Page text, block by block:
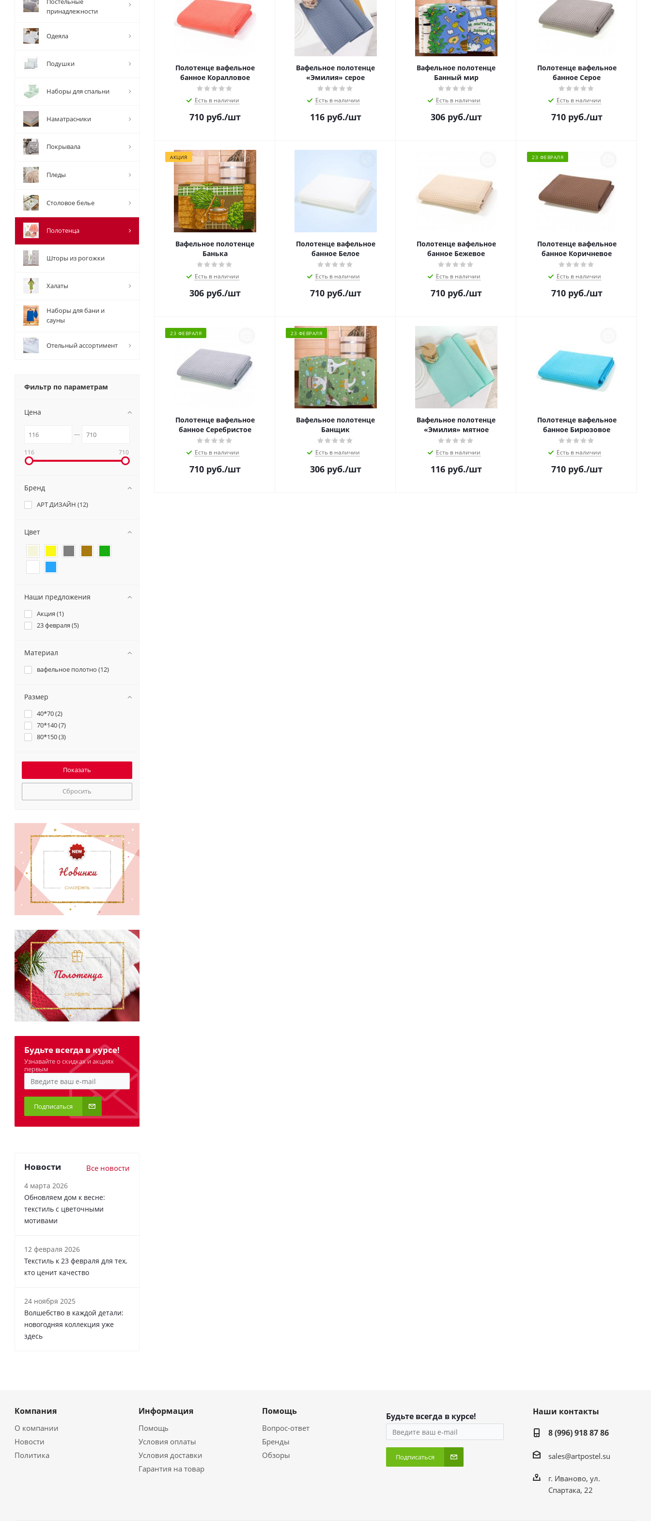
Полотенце вафельное
банное Коралловое
Есть в наличии
710руб./шт
Вафельное полотенце
«Эмилия» серое
Есть в наличии
116руб./шт
Вафельное полотенце
Банный мир
Есть в наличии
306руб./шт
Полотенце вафельное
банное Серое
Есть в наличии
710руб./шт
АКЦИЯ
Вафельное полотенце
Банька
Есть в наличии
306руб./шт
Полотенце вафельное
банное Белое
Есть в наличии
710руб./шт
Полотенце вафельное
банное Бежевое
Есть в наличии
710руб./шт
23 ФЕВРАЛЯ
Полотенце вафельное
банное Коричневое
Есть в наличии
710руб./шт
23 ФЕВРАЛЯ
Полотенце вафельное
банное Серебристое
Есть в наличии
710руб./шт
23 ФЕВРАЛЯ
Вафельное полотенце
Банщик
Есть в наличии
306руб./шт
Вафельное полотенце
«Эмилия» мятное
Есть в наличии
116руб./шт
Полотенце вафельное
банное Бирюзовое
Есть в наличии
710руб./шт
принадлежности
Одеяла
Подушки
Наборы для спальни
Наматрасники
Покрывала
Пледы
Столовое белье
Полотенца
Шторы из рогожки
Халаты
Наборы для бани и
сауны
Отельный ассортимент
Фильтр по параметрам
Цена
116 710
Бренд
АРТ ДИЗАЙН (12)
Цвет
Наши предложения
Акция (1)
23 февраля (5)
Материал
вафельное полотно (12)
Размер
40*70 (2)
70*140 (7)
80*150 (3)
Сбросить
Будьте всегда в курсе!
Узнавайте о скидках и акциях
первым
Подписаться
Новости Все новости
4 марта 2026
Обновляем дом к весне:
текстиль с цветочными
мотивами
12 февраля 2026
Текстиль к 23 февраля для тех,
кто ценит качество
24 ноября 2025
Волшебство в каждой детали:
новогодняя коллекция уже
здесь
Компания
О компании
Новости
Политика
Информация
Помощь
Условия оплаты
Условия доставки
Гарантия на товар
Помощь
Вопрос-ответ
Бренды
Обзоры
Будьте всегда в курсе!
Подписаться
Наши контакты
8 (996) 918 87 86
sales@artpostel.su
г. Иваново, ул.
Спартака, 22